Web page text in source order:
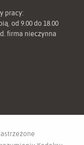
pracy:
od 9.00 do 18.00
firma nieczynna